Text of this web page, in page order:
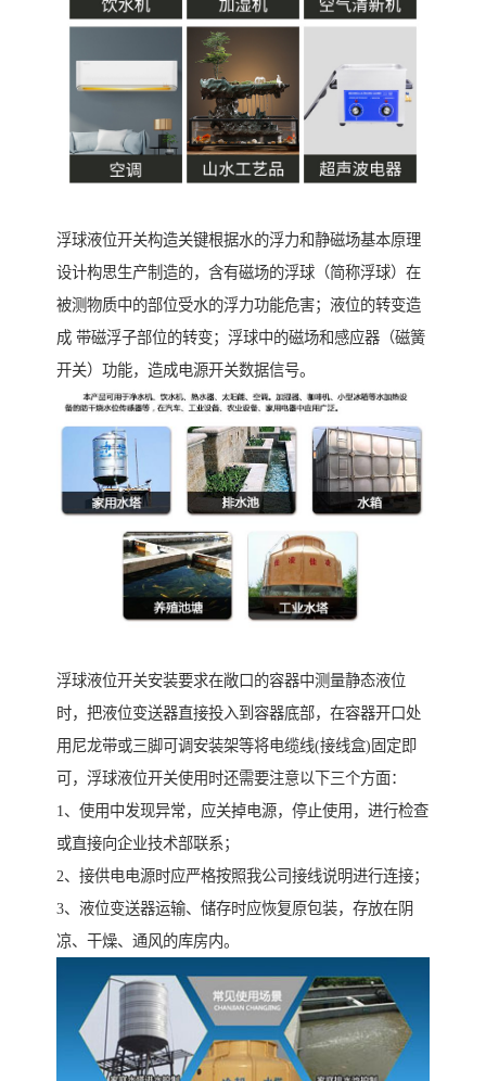
浮球液位开关构造关键根据水的浮力和静磁场基本原理
设计构思生产制造的，含有磁场的浮球（简称浮球）在
被测物质中的部位受水的浮力功能危害；液位的转变造
成 带磁浮子部位的转变；浮球中的磁场和感应器（磁簧
开关）功能，造成电源开关数据信号。
浮球液位开关安装要求在敞口的容器中测量静态液位
时，把液位变送器直接投入到容器底部，在容器开口处
用尼龙带或三脚可调安装架等将电缆线(接线盒)固定即
可，浮球液位开关使用时还需要注意以下三个方面：
1、使用中发现异常，应关掉电源，停止使用，进行检查
或直接向企业技术部联系；
2、接供电电源时应严格按照我公司接线说明进行连接；
3、液位变送器运输、储存时应恢复原包装，存放在阴
凉、干燥、通风的库房内。